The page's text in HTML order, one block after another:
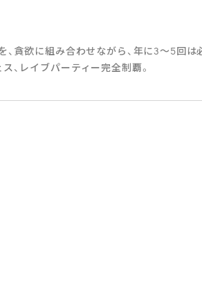
貪欲に組み合わせながら、年に3～5回は
、レイブパーティー完全制覇。